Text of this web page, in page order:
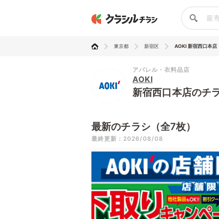
東京都 新宿区 AOKI 新宿西口本店
アパレル・衣料品店
AOKI
新宿西口本店のチ
最新のチラシ（全7枚）
最終更新：2026/08/08